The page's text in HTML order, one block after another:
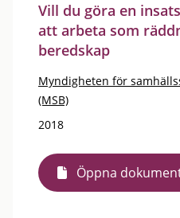
Vill du göra en
att arbeta som
beredskap
Myndigheten för
(MSB)
2018
Öppna